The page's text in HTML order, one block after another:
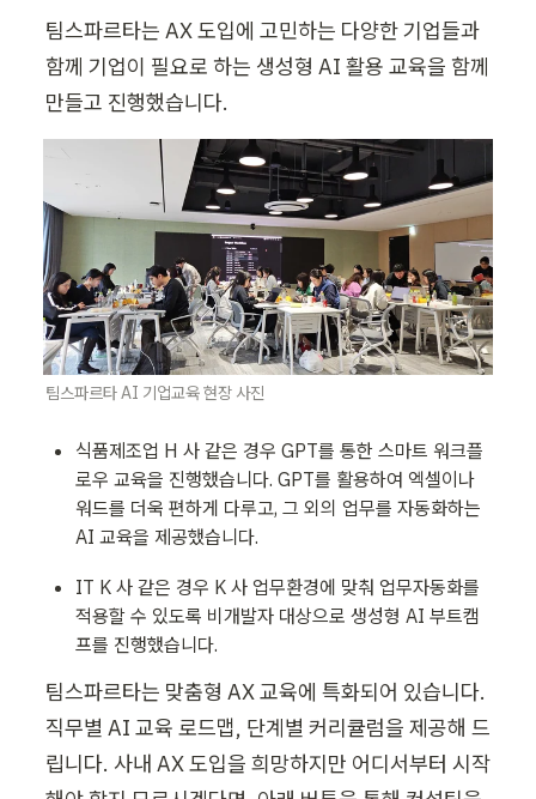
팀스파르타는 AX 도입에 고민하는 다양한 기업들과
함께 기업이 필요로 하는 생성형 AI 활용 교육을 함께
만들고 진행했습니다.
팀스파르타 AI 기업교육 현장 사진
식품제조업 H 사 같은 경우 GPT를 통한 스마트 워크플
로우 교육을 진행했습니다. GPT를 활용하여 엑셀이나
워드를 더욱 편하게 다루고, 그 외의 업무를 자동화하는
AI 교육을 제공했습니다.
IT K 사 같은 경우 K 사 업무환경에 맞춰 업무자동화를
적용할 수 있도록 비개발자 대상으로 생성형 AI 부트캠
프를 진행했습니다.
팀스파르타는 맞춤형 AX 교육에 특화되어 있습니다.
직무별 AI 교육 로드맵, 단계별 커리큘럼을 제공해 드
립니다. 사내 AX 도입을 희망하지만 어디서부터 시작